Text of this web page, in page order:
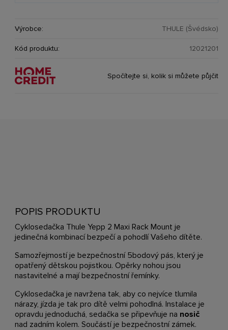
Výrobce: THULE (Švédsko)
Kód produktu: 12021201
Spočítejte si, kolik si můžete půjčit
POPIS PRODUKTU
Cyklosedačka Thule Yepp 2 Maxi Rack Mount je
jedinečná kombinací bezpečí a pohodlí Vašeho dítěte.
Samozřejmostí je bezpečnostní 5bodový pás, který je
opatřený dětskou pojistkou. Opěrky nohou jsou
nastavitelné a mají bezpečnostní řemínky.
Cyklosedačka je navržena tak, aby co nejvíce tlumila
nárazy, jízda je tak pro dítě velmi pohodlná. Instalace je
opravdu jednoduchá, sedačka se připevňuje na nosič
nad zadním kolem. Součástí je bezpečnostní zámek.